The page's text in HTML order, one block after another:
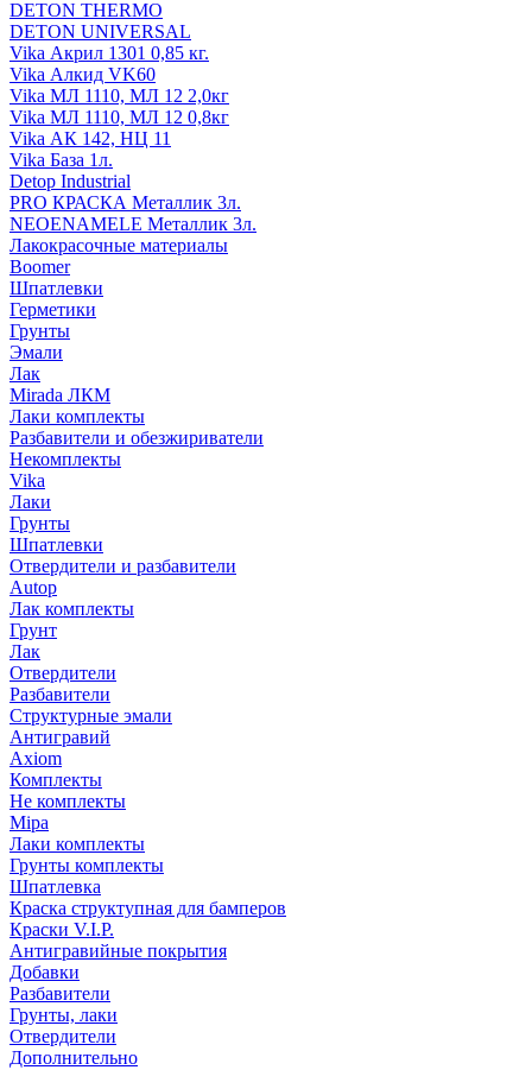
DETON THERMO
DETON UNIVERSAL
Vika Акрил 1301 0,85 кг.
Vika Алкид VK60
Vika МЛ 1110, МЛ 12 2,0кг
Vika МЛ 1110, МЛ 12 0,8кг
Vika АК 142, НЦ 11
Vika База 1л.
Detop Industrial
PRO КРАСКА Металлик 3л.
NEOENAMELE Металлик 3л.
Лакокрасочные материалы
Boomer
Шпатлевки
Герметики
Грунты
Эмали
Лак
Mirada ЛКМ
Лаки комплекты
Разбавители и обезжириватели
Некомплекты
Vika
Лаки
Грунты
Шпатлевки
Отвердители и разбавители
Autop
Лак комплекты
Грунт
Лак
Отвердители
Разбавители
Структурные эмали
Антигравий
Axiom
Комплекты
Не комплекты
Mipa
Лаки комплекты
Грунты комплекты
Шпатлевка
Краска структупная для бамперов
Краски V.I.P.
Антигравийные покрытия
Добавки
Разбавители
Грунты, лаки
Отвердители
Дополнительно